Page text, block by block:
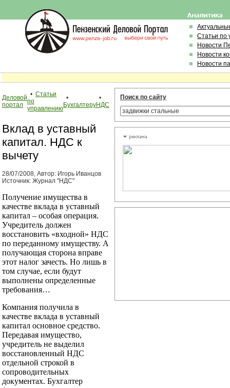
Статьи по
Новости
Новости
Новости
Деловой
портал
• Статьи
по
управлению
•
Бухгалтеру
•
НДС
Вклад в уставный
капитал. НДС к
вычету
28/07/2008, Автор: Игорь Иванцов
Источник: Журнал "НДС"
Получение имущества в
качестве вклада в уставный
капитал – особая операция.
Учредитель должен
восстановить «входной» НДС
по переданному имуществу. А
получающая сторона вправе
этот налог зачесть. Но лишь в
том случае, если будут
выполнены определенные
требования…
Компания получила в
качестве вклада в уставный
капитал основное средство.
Передавая имущество,
учредитель не выделил
восстановленный НДС
отдельной строкой в
сопроводительных
документах. Бухгалтер
Поиск по сайту